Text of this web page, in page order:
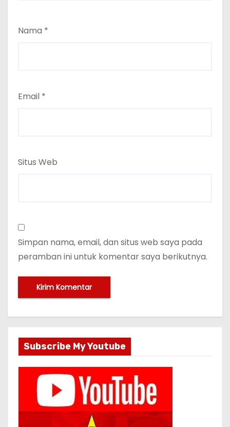
Nama *
Email *
Situs Web
Simpan nama, email, dan situs web saya pada
peramban ini untuk komentar saya berikutnya.
Subscribe My Youtube